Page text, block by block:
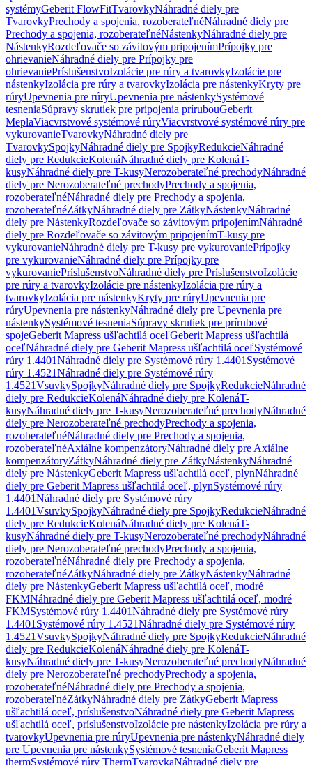
systémyGeberit FlowFitTvarovkyNáhradné diely pre
TvarovkyPrechody a spojenia, rozoberateľnéNáhradné diely pre
Prechody a spojenia, rozoberateľnéNástenkyNáhradné diely pre
NástenkyRozdeľovače so závitovým pripojenímPrípojky pre
ohrievanieNáhradné diely pre Prípojky pre
ohrievaniePríslušenstvoIzolácie pre rúry a tvarovkyIzolácie pre
nástenkyIzolácia pre rúry a tvarovkyIzolácia pre nástenkyKryty pre
rúryUpevnenia pre rúryUpevnenia pre nástenkySystémové
tesneniaSúpravy skrutiek pre pripojenia prírubouGeberit
MeplaViacvrstvové systémové rúryViacvrstvové systémové rúry pre
vykurovanieTvarovkyNáhradné diely pre
TvarovkySpojkyNáhradné diely pre SpojkyRedukcieNáhradné
diely pre RedukcieKolenáNáhradné diely pre KolenáT-
kusyNáhradné diely pre T-kusyNerozoberateľné prechodyNáhradné
diely pre Nerozoberateľné prechodyPrechody a spojenia,
rozoberateľnéNáhradné diely pre Prechody a spojenia,
rozoberateľnéZátkyNáhradné diely pre ZátkyNástenkyNáhradné
diely pre NástenkyRozdeľovače so závitovým pripojenímNáhradné
diely pre Rozdeľovače so závitovým pripojenímT-kusy pre
vykurovanieNáhradné diely pre T-kusy pre vykurovaniePrípojky
pre vykurovanieNáhradné diely pre Prípojky pre
vykurovaniePríslušenstvoNáhradné diely pre PríslušenstvoIzolácie
pre rúry a tvarovkyIzolácie pre nástenkyIzolácia pre rúry a
tvarovkyIzolácia pre nástenkyKryty pre rúryUpevnenia pre
rúryUpevnenia pre nástenkyNáhradné diely pre Upevnenia pre
nástenkySystémové tesneniaSúpravy skrutiek pre prírubové
spojeGeberit Mapress ušľachtilá oceľGeberit Mapress ušľachtilá
oceľNáhradné diely pre Geberit Mapress ušľachtilá oceľSystémové
rúry 1.4401Náhradné diely pre Systémové rúry 1.4401 Systémové
rúry 1.4521Náhradné diely pre Systémové rúry
1.4521VsuvkySpojkyNáhradné diely pre SpojkyRedukcieNáhradné
diely pre RedukcieKolenáNáhradné diely pre KolenáT-
kusyNáhradné diely pre T-kusyNerozoberateľné prechodyNáhradné
diely pre Nerozoberateľné prechodyPrechody a spojenia,
rozoberateľnéNáhradné diely pre Prechody a spojenia,
rozoberateľnéAxiálne kompenzátoryNáhradné diely pre Axiálne
kompenzátoryZátkyNáhradné diely pre ZátkyNástenkyNáhradné
diely pre NástenkyGeberit Mapress ušľachtilá oceľ, plynNáhradné
diely pre Geberit Mapress ušľachtilá oceľ, plynSystémové rúry
1.4401Náhradné diely pre Systémové rúry
1.4401VsuvkySpojkyNáhradné diely pre SpojkyRedukcieNáhradné
diely pre RedukcieKolenáNáhradné diely pre KolenáT-
kusyNáhradné diely pre T-kusyNerozoberateľné prechodyNáhradné
diely pre Nerozoberateľné prechodyPrechody a spojenia,
rozoberateľnéNáhradné diely pre Prechody a spojenia,
rozoberateľnéZátkyNáhradné diely pre ZátkyNástenkyNáhradné
diely pre NástenkyGeberit Mapress ušľachtilá oceľ, modré
FKMNáhradné diely pre Geberit Mapress ušľachtilá oceľ, modré
FKMSystémové rúry 1.4401Náhradné diely pre Systémové rúry
1.4401 Systémové rúry 1.4521Náhradné diely pre Systémové rúry
1.4521VsuvkySpojkyNáhradné diely pre SpojkyRedukcieNáhradné
diely pre RedukcieKolenáNáhradné diely pre KolenáT-
kusyNáhradné diely pre T-kusyNerozoberateľné prechodyNáhradné
diely pre Nerozoberateľné prechodyPrechody a spojenia,
rozoberateľnéNáhradné diely pre Prechody a spojenia,
rozoberateľnéZátkyNáhradné diely pre ZátkyGeberit Mapress
ušľachtilá oceľ, príslušenstvoNáhradné diely pre Geberit Mapress
ušľachtilá oceľ, príslušenstvoIzolácie pre nástenkyIzolácia pre rúry a
tvarovkyUpevnenia pre rúryUpevnenia pre nástenkyNáhradné diely
pre Upevnenia pre nástenkySystémové tesneniaGeberit Mapress
thermSystémové rúry ThermTvarovkaNáhradné diely pre